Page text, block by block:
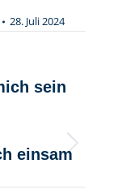
28. Juli 2024
sein
einsam